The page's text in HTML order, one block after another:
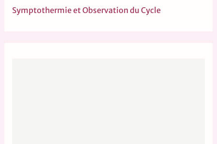
Symptothermie et Observation du Cycle